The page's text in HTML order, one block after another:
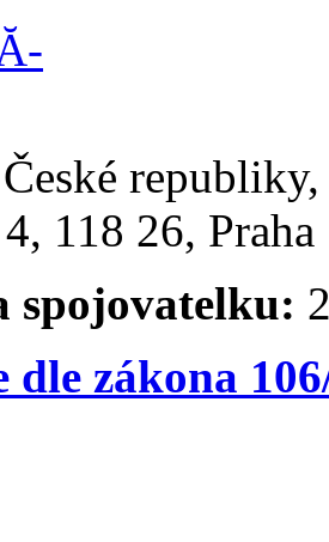
118 26,
spojovatelku:
zákona